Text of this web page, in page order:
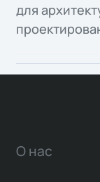
для
О нас